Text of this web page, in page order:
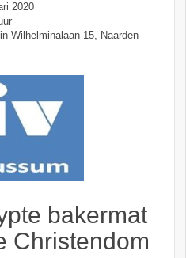
2020
Wilhelminalaan 15, Naarden
bakermat
Christendom